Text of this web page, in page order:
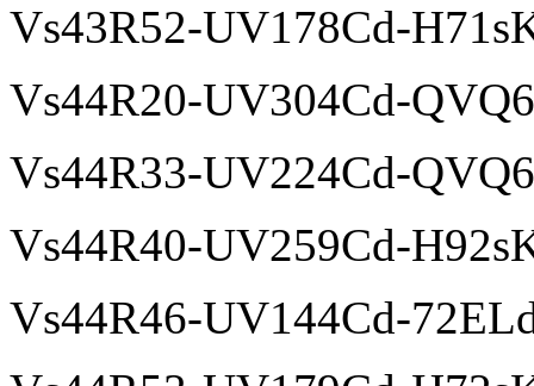
Vs43R52-UV178Cd-
Vs44R20-UV304Cd-
Vs44R33-UV224Cd-
Vs44R40-UV259Cd-
Vs44R46-UV144Cd-